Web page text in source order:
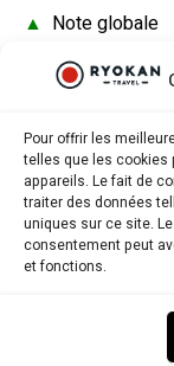
Pour offrir les
telles que les cookies
appareils. Le fait de
traiter des données
uniques sur ce site.
consentement peut
et fonctions.
▲ Note globale
Rapport
MENTIONS